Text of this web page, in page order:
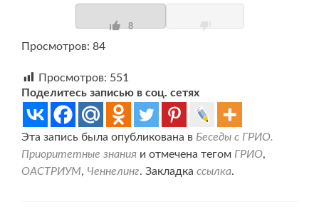
8
Просмотров: 84
Просмотров: 551
Поделитесь записью в соц. сетях
Эта запись была опубликована в Беседы с ГРИО.
Приоритетные знания и отмечена тегом ГРИО,
ОАСТРИУМ, Ченнелинг. Закладка ссылка.